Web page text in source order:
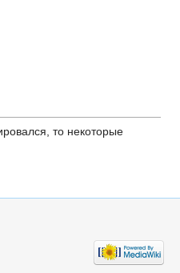
то некоторые